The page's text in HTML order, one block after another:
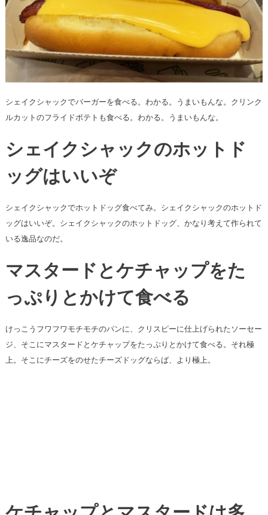
シェイクシャックでバーガーを食べる。わかる。うまいもんな。クリンク
ルカットのフライドポテトも食べる。わかる。うまいもんな。
シェイクシャックのホットド
ッグはいいぞ
シェイクシャックでホットドッグ食べてみ。シェイクシャックのホットド
ッグはいいぞ。シェイクシャックのホットドッグ、かなり考えて作られて
いる逸品なのだ。
マスタードとケチャップをた
っぷりとかけて食べる
けっこうフワフワモチモチのパンに、クリスピーに仕上げられたソーセー
ジ、そこにマスタードとケチャップをたっぷりとかけて食べる。それ極
上。そこにチーズをのせたチーズドッグならば、より極上。